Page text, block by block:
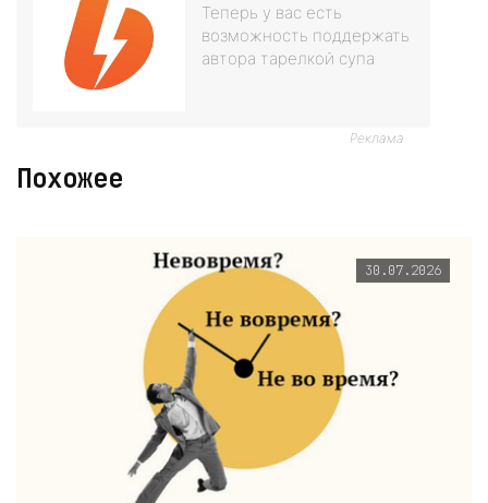
Теперь у вас есть
возможность поддержать
автора тарелкой супа
Реклама
Похожее
30.07.2026